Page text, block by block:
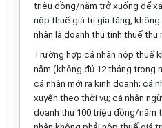
triệu đồng/năm trở xuống để
nộp thuế giá trị gia tăng,
nhân là doanh thu tính thuế thu
Trường hợp cá nhân nộp thuế
năm (không đủ 12 tháng trong
cá nhân mới ra kinh doanh; cá
xuyên theo thời vụ; cá nhân
doanh thu 100 triệu đồng/năm